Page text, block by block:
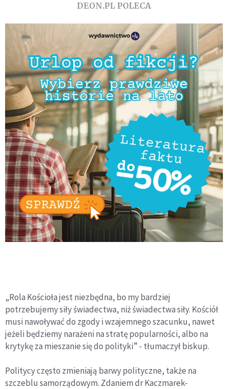
DEON.PL POLECA
„Rola Kościoła jest niezbędna, bo my bardziej
potrzebujemy siły świadectwa, niż świadectwa siły. Kościół
musi nawoływać do zgody i wzajemnego szacunku, nawet
jeżeli będziemy narażeni na stratę popularności, albo na
krytykę za mieszanie się do polityki” - tłumaczył biskup.
Politycy często zmieniają barwy polityczne, także na
szczeblu samorządowym. Zdaniem dr Kaczmarek-